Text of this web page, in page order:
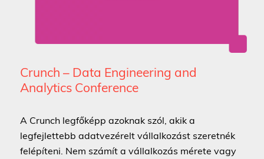
Crunch – Data Engineering and
Analytics Conference
A Crunch legfőképp azoknak szól, akik a
legfejlettebb adatvezérelt vállalkozást szeretnék
felépíteni. Nem számít a vállalkozás mérete vagy